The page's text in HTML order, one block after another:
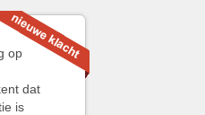
op
dat
is